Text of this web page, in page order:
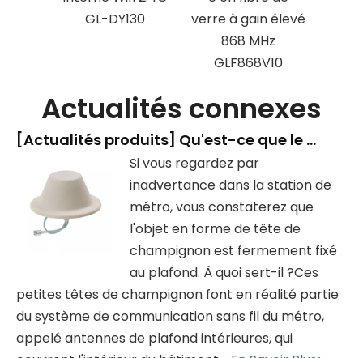
GL-DY130
verre à gain élevé
868 MHz
GLF868V10
Actualités connexes
[Actualités produits] Qu'est-ce que le dispositif en forme de « tête de champignon » dans la station de métro ?
Si vous regardez par
inadvertance dans la station de
métro, vous constaterez que
l'objet en forme de tête de
champignon est fermement fixé
au plafond. À quoi sert-il ?Ces
petites têtes de champignon font en réalité partie
du système de communication sans fil du métro,
appelé antennes de plafond intérieures, qui